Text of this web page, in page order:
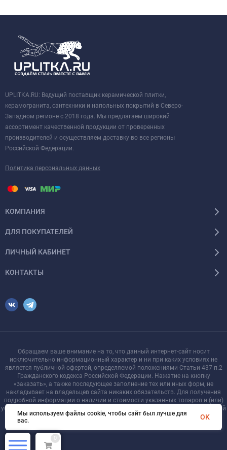
UPLITKA.RU: Ведущий поставщик керамической плитки,
керамогранита, сантехники и напольных покрытий в Северо-
Западном регионе с 2018 года. Мы предлагаем широкий
ассортимент качественной продукции от проверенных
производителей и осуществляем доставку во все регионы
Российской Федерации.
Политика персональных данных
КОМПАНИЯ
ДЛЯ ПОКУПАТЕЛЕЙ
ЛИЧНЫЙ КАБИНЕТ
КОНТАКТЫ
Обращаем ваше внимание на то, что данный интернет-сайт носит
исключительно информационный характер и ни при каких условиях не
является публичной офертой, определяемой положениями Статьи 437 п.2
Гражданского кодекса Российской Федерации. Нажатие на кнопку
«заказать», а также последующее заполнение тех или иных форм, не
накладывает на владельцев сайта никаких обязательств. Для получения
подробной информации о наличии и стоимости указанных товаров и (или)
услуг, пожалуйста, обращайтесь к менеджеру сайта с помощью специальной
формы связи или по телефону +7 921 755-09-90
0
Мы используем файлы cookie, чтобы сайт был лучше для
вас.
OK